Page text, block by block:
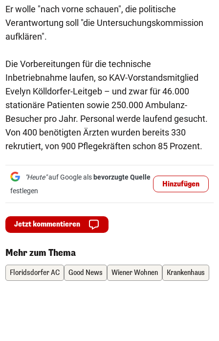
Er wolle "nach vorne schauen", die politische
Verantwortung soll "die Untersuchungskommission
aufklären".
Die Vorbereitungen für die technische
Inbetriebnahme laufen, so KAV-Vorstandsmitglied
Evelyn Kölldorfer-Leitgeb – und zwar für 46.000
stationäre Patienten sowie 250.000 Ambulanz-
Besucher pro Jahr. Personal werde laufend gesucht.
Von 400 benötigten Ärzten wurden bereits 330
rekrutiert, von 900 Pflegekräften schon 85 Prozent.
"Heute"auf Google als bevorzugte Quelle
festlegen
Hinzufügen
Jetzt kommentieren
Mehr zum Thema
Floridsdorfer AC Good News Wiener Wohnen Krankenhaus